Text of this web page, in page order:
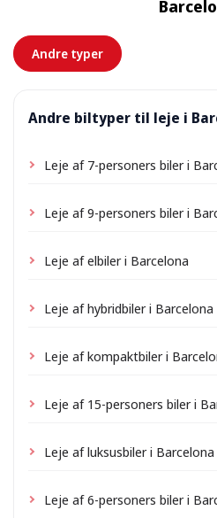
Andre typer
Andre biltyper til leje i
Leje af 7-personers biler i
Leje af 9-personers biler i
Leje af elbiler i Barcelona
Leje af hybridbiler i Barcelona
Leje af kompaktbiler i
Leje af 15-personers biler i
Leje af luksusbiler i Barcelona
Leje af 6-personers biler i